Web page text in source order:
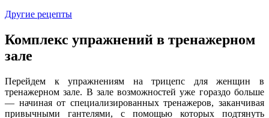
Другие рецепты
Комплекс упражнений в тренажерном
зале
Перейдем к упражнениям на трицепс для женщин в
тренажерном зале. В зале возможностей уже гораздо больше
— начиная от специализированных тренажеров, заканчивая
привычными гантелями, с помощью которых подтянуть